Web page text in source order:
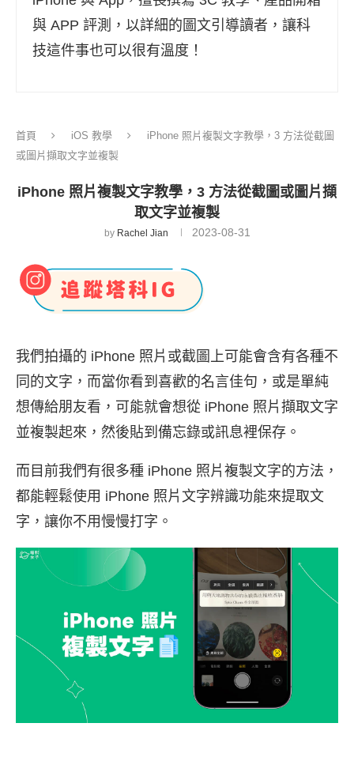
與 APP 評測，以詳細的圖文引導讀者，讓科
技這件事也可以很有溫度！
首頁 iOS 教學
iPhone 照片複製文字教學，3 方法從截圖
或圖片擷取文字並複製
iPhone 照片複製文字教學，3 方法從截圖或圖片擷
取文字並複製
by Rachel Jian 2023-08-31
我們拍攝的 iPhone 照片或截圖上可能會含有各種不
同的文字，而當你看到喜歡的名言佳句，或是單純
想傳給朋友看，可能就會想從 iPhone 照片擷取文字
並複製起來，然後貼到備忘錄或訊息裡保存。
而目前我們有很多種 iPhone 照片複製文字的方法，
都能輕鬆使用 iPhone 照片文字辨識功能來提取文
字，讓你不用慢慢打字。